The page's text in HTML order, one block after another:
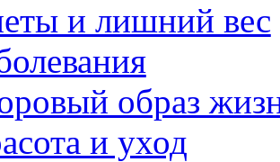
и лишний вес
образ
и уход